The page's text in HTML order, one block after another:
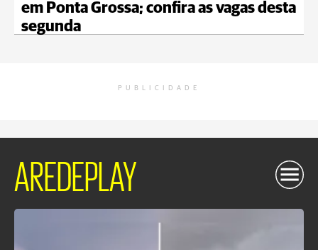
em Ponta Grossa; confira as vagas desta
segunda
PUBLICIDADE
AREDEPLAY